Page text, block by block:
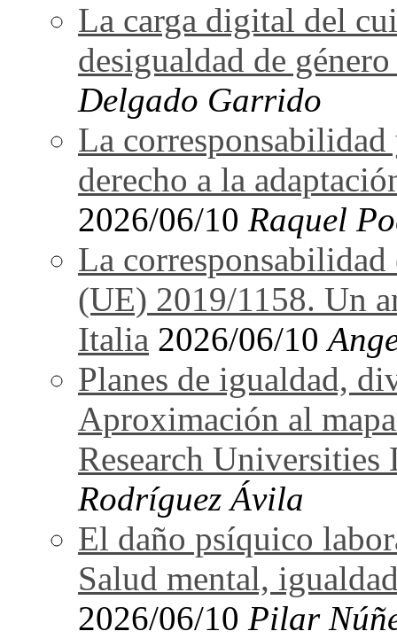
La carga digital del
desigualdad de
Delgado Garrido
La
derecho a la
2026/06/10 Raquel
La
(UE) 2019/1158. Un
Italia 2026/06/10
Planes de igualdad,
Aproximación al
Research Universities
Rodríguez Ávila
El daño psíquico
Salud mental,
2026/06/10 Pilar